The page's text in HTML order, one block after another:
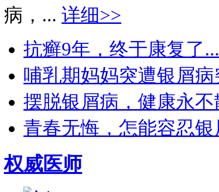
病，... 详细>>
抗癣9年，终于康复了...
哺乳期妈妈突遭银屑
摆脱银屑病，健康永不
青春无悔，怎能容忍
权威医师